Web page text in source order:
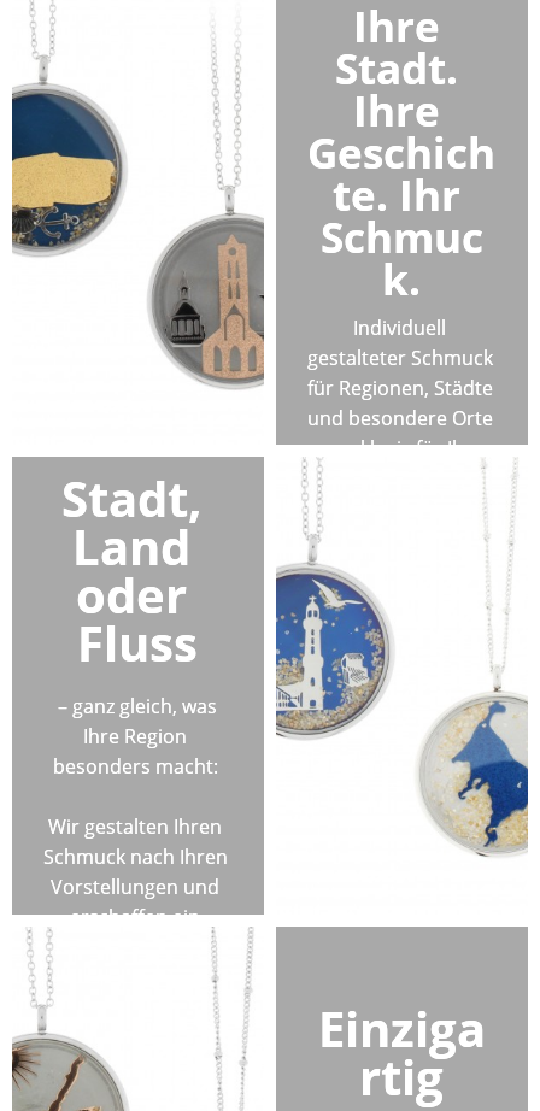
Ihre
Stadt.
Ihre
Geschich
te. Ihr
Schmuc
k.
Individuell
gestalteter Schmuck
für Regionen, Städte
und besondere Orte
– exklusiv für Ihr
Geschäft gefertigt.
Stadt,
Land
oder
Fluss
– ganz gleich, was
Ihre Region
besonders macht:
Wir gestalten Ihren
Schmuck nach Ihren
Vorstellungen und
erschaffen ein
Einziga
rtig